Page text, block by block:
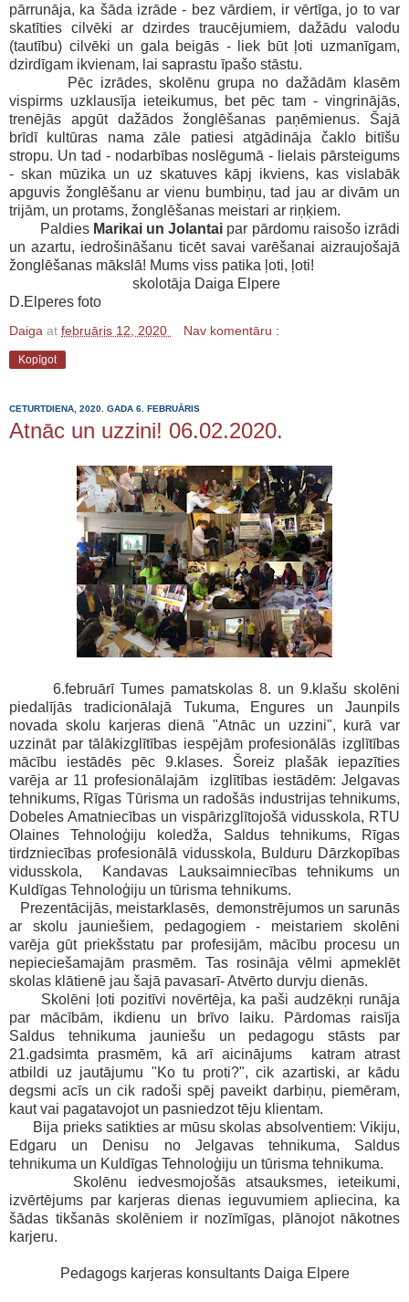
pārrunāja, ka šāda izrāde - bez vārdiem, ir vērtīga, jo to var
skatīties cilvēki ar dzirdes traucējumiem, dažādu valodu
(tautību) cilvēki un gala beigās - liek būt ļoti uzmanīgam,
dzirdīgam ikvienam, lai saprastu īpašo stāstu.
Pēc izrādes, skolēnu grupa no dažādām klasēm
vispirms uzklausīja ieteikumus, bet pēc tam - vingrinājās,
trenējās apgūt dažādos žonglēšanas paņēmienus. Šajā
brīdī kultūras nama zāle patiesi atgādināja čaklo bitīšu
stropu. Un tad - nodarbības noslēgumā - lielais pārsteigums
- skan mūzika un uz skatuves kāpj ikviens, kas vislabāk
apguvis žonglēšanu ar vienu bumbiņu, tad jau ar divām un
trijām, un protams, žonglēšanas meistari ar riņķiem.
Paldies Marikai un Jolantai par pārdomu raisošo izrādi
un azartu, iedrošināšanu ticēt savai varēšanai aizraujošajā
žonglēšanas mākslā! Mums viss patika ļoti, ļoti!
skolotāja Daiga Elpere
D.Elperes foto
Daiga at februāris 12, 2020 Nav komentāru :
Kopīgot
CETURTDIENA, 2020. GADA 6. FEBRUĀRIS
Atnāc un uzzini! 06.02.2020.
6.februārī Tumes pamatskolas 8. un 9.klašu skolēni
piedalījās tradicionālajā Tukuma, Engures un Jaunpils
novada skolu karjeras dienā "Atnāc un uzzini", kurā var
uzzināt par tālākizglītības iespējām profesionālās izglītības
mācību iestādēs pēc 9.klases. Šoreiz plašāk iepazīties
varēja ar 11 profesionālajām izglītības iestādēm: Jelgavas
tehnikums, Rīgas Tūrisma un radošās industrijas tehnikums,
Dobeles Amatniecības un vispārizglītojošā vidusskola, RTU
Olaines Tehnoloģiju koledža, Saldus tehnikums, Rīgas
tirdzniecības profesionālā vidusskola, Bulduru Dārzkopības
vidusskola, Kandavas Lauksaimniecības tehnikums un
Kuldīgas Tehnoloģiju un tūrisma tehnikums.
Prezentācijās, meistarklasēs, demonstrējumos un sarunās
ar skolu jauniešiem, pedagogiem - meistariem skolēni
varēja gūt priekšstatu par profesijām, mācību procesu un
nepieciešamajām prasmēm. Tas rosināja vēlmi apmeklēt
skolas klātienē jau šajā pavasarī- Atvērto durvju dienās.
Skolēni ļoti pozitīvi novērtēja, ka paši audzēkņi runāja
par mācībām, ikdienu un brīvo laiku. Pārdomas raisīja
Saldus tehnikuma jauniešu un pedagogu stāsts par
21.gadsimta prasmēm, kā arī aicinājums katram atrast
atbildi uz jautājumu "Ko tu proti?", cik azartiski, ar kādu
degsmi acīs un cik radoši spēj paveikt darbiņu, piemēram,
kaut vai pagatavojot un pasniedzot tēju klientam.
Bija prieks satikties ar mūsu skolas absolventiem: Vikiju,
Edgaru un Denisu no Jelgavas tehnikuma, Saldus
tehnikuma un Kuldīgas Tehnoloģiju un tūrisma tehnikuma.
Skolēnu iedvesmojošās atsauksmes, ieteikumi,
izvērtējums par karjeras dienas ieguvumiem apliecina, ka
šādas tikšanās skolēniem ir nozīmīgas, plānojot nākotnes
karjeru.
Pedagogs karjeras konsultants Daiga Elpere